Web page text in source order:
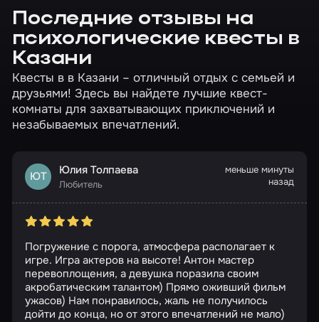
Последние отзывы на
психологические квесты в
Казани
Квесты в в Казани – отличный отдых с семьей и
друзьями! Здесь вы найдете лучшие квест-
комнаты для захватывающих приключений и
незабываемых впечатлений.
ЮТ Юлия Толпаева
Любитель
меньше минуты
назад
Погружение с порога, атмосфера располагает к
игре. Игра актеров на высоте! Антон мастер
перевоплощения, а девушка поразила своим
акробатическим талантом) Прямо оживший фильм
ужасов) Нам понравилось, жаль не получилось
дойти до конца, но от этого впечатлений не мало)